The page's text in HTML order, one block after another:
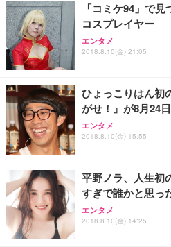
Sezlife オフィスチェ
ワーク チェア 強化バ
能 人間工学 椅子 腰
ョン PCチェア 通気
務用 おしゃれ パソ
Sezlife オフィスチェ
ワーク チェア 強化バ
能 人間工学 椅子 腰サ
務用 おしゃれ パソコ
ANDWINT オフィス
ッシュ 通気性 ランバ
ス圧無段階昇降 360
【純正品】27"ゲーミ
フック付き（CFI-
【整備済み品】Dell
ー フルHD（
ort/VGA スピーカー
【MiniLED/24.5inch/
HOOTER Gaming
グモニター QD 24.5
ネオ・ルーライフ ネ
り 単品
Smart Basic(スマー
限定】 Smart Basic
超厚型 お徳用 ワイド
アイリスオーヤマ ペ
ュラー 200枚入【
「コミケ94」で
コスプレイヤー
エンタメ
2018.8.10(金) 21:05
ひょっこりはん初
がせ！』が8月24
エンタメ
2018.8.10(金) 15:55
平野ノラ、人生初
すぎで誰かと思っ
エンタメ
2018.8.10(金) 14:25